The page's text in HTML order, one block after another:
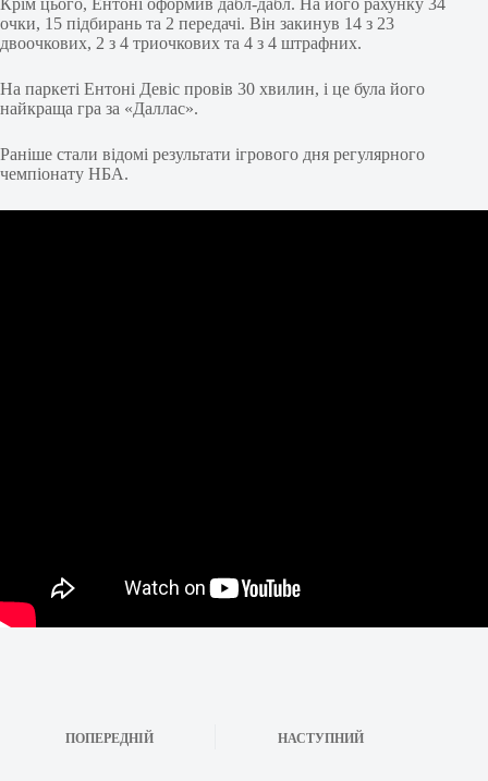
Крім цього, Ентоні оформив дабл-дабл. На його рахунку 34
очки, 15 підбирань та 2 передачі. Він закинув 14 з 23
двоочкових, 2 з 4 триочкових та 4 з 4 штрафних.
На паркеті Ентоні Девіс провів 30 хвилин, і це була його
найкраща гра за «Даллас».
Раніше стали відомі результати ігрового дня регулярного
чемпіонату НБА.
ПОПЕРЕДНІЙ НАСТУПНИЙ